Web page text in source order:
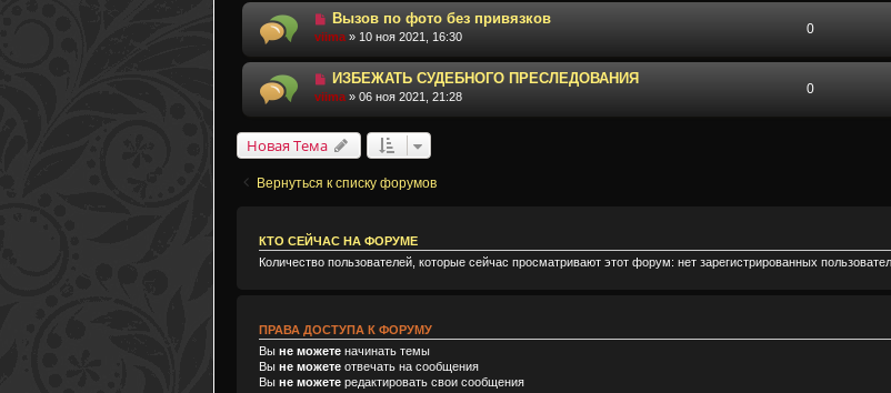
Вызов по фото без привязков
viima » 10 ноя 2021, 16:30
0
ИЗБЕЖАТЬ СУДЕБНОГО ПРЕСЛЕДОВАНИЯ
viima » 06 ноя 2021, 21:28
0
Новая Тема
Вернуться к списку форумов
КТО СЕЙЧАС НА ФОРУМЕ
Количество пользователей, которые сейчас просматривают этот форум: нет зарегистрированных
ПРАВА ДОСТУПА К ФОРУМУ
Вы не можете начинать темы
Вы не можете отвечать на сообщения
Вы не можете редактировать свои сообщения